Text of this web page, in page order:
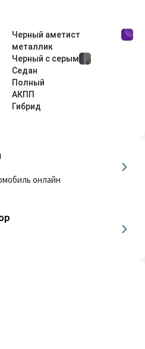
Черный аметист
металлик
Черный с серым
Седан
Полный
АКПП
Гибрид
онлайн